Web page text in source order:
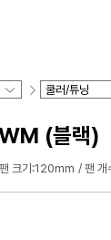
(블랙)
팬 크기:120mm 팬 개